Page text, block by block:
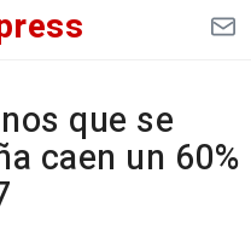
que se
caen un 60%